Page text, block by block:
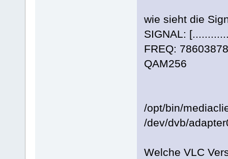
wie sieht die
SIGNAL:
FREQ:
QAM256
/opt/bin/
/dev/dvb/
Welche VLC